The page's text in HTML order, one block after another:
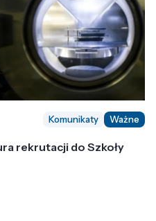
Komunikaty Ważne
rekrutacji do Szkoły